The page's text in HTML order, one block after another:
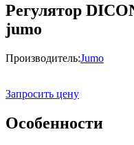
Регулятор
jumo
Производитель:Jumo
Запросить цену
Особенности